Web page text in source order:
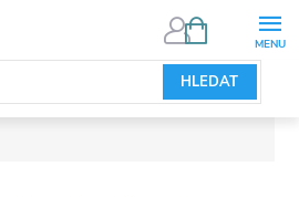
HLEDAT
NÁKUPNÍ